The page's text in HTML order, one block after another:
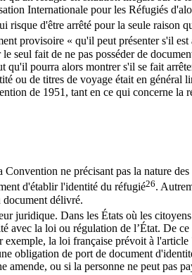
Internationale pour les Réfugiés
risque d'être arrêté pour la seule raison
provisoire « qu'il peut présenter s'il est
seul fait de ne pas posséder de
qu'il pourra alors montrer s'il se fait
ou de titres de voyage était en général
de 1951, tant en ce qui concerne la
Convention ne précisant pas la nature
d'établir l'identité du réfugié26.
document délivré.
juridique. Dans les États où les
avec la loi ou régulation de l’État. De
la loi française prévoit à
obligation de port de document
ou si la personne ne peut pas